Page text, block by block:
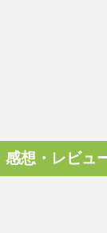
感想・レビュ